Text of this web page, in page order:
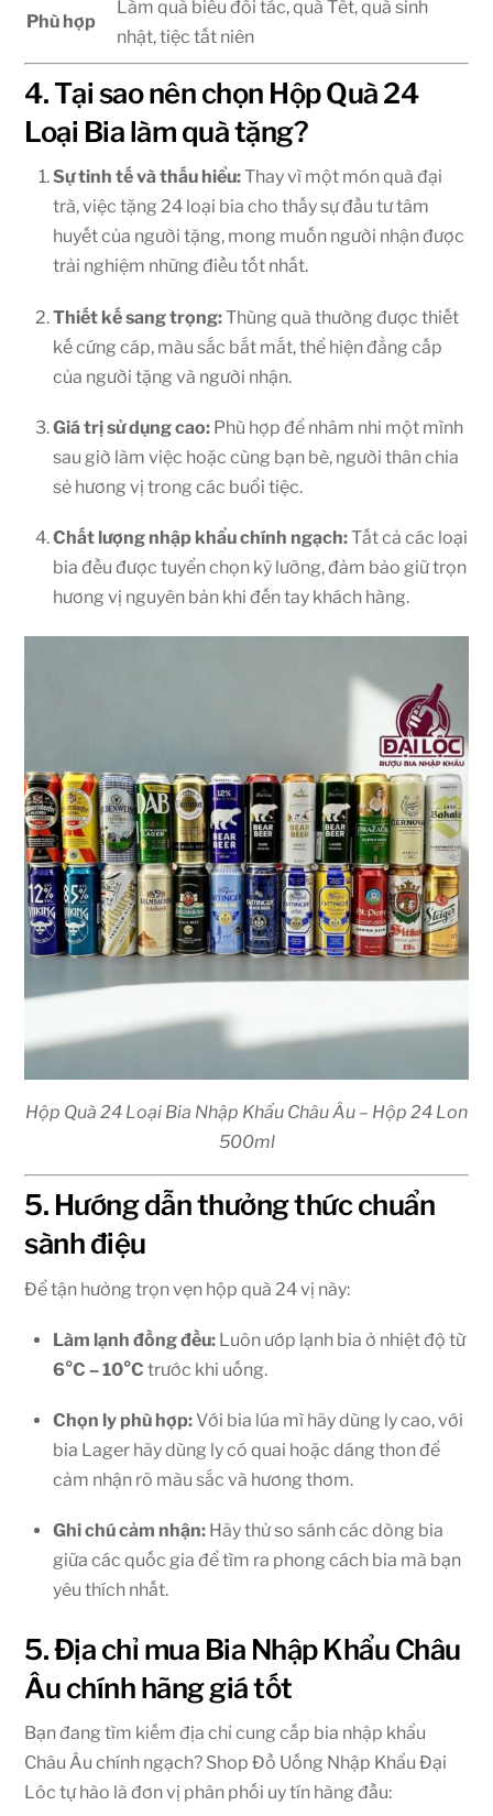
Phù hợp
Làm quà biếu đối tác, quà Tết, quà sinh
nhật, tiệc tất niên
4. Tại sao nên chọn Hộp Quà 24
Loại Bia làm quà tặng?
Sự tinh tế và thấu hiểu:Thay vì một món quà đại
trà, việc tặng 24 loại bia cho thấy sự đầu tư tâm
huyết của người tặng, mong muốn người nhận được
trải nghiệm những điều tốt nhất.
Thiết kế sang trọng:Thùng quà thường được thiết
kế cứng cáp, màu sắc bắt mắt, thể hiện đẳng cấp
của người tặng và người nhận.
Giá trị sử dụng cao: Phù hợp để nhâm nhi một mình
sau giờ làm việc hoặc cùng bạn bè, người thân chia
sẻ hương vị trong các buổi tiệc.
Chất lượng nhập khẩu chính ngạch:Tất cả các loại
bia đều được tuyển chọn kỹ lưỡng, đảm bảo giữ trọn
hương vị nguyên bản khi đến tay khách hàng.
Hộp Quà 24 Loại Bia Nhập Khẩu Châu Âu – Hộp 24 Lon
500ml
5. Hướng dẫn thưởng thức chuẩn
sành điệu
Để tận hưởng trọn vẹn hộp quà 24 vị này:
Làm lạnh đồng đều: Luôn ướp lạnh bia ở nhiệt độ từ
6°C – 10°C trước khi uống.
Chọn ly phù hợp:Với bia lúa mì hãy dùng ly cao, với
bia Lager hãy dùng ly có quai hoặc dáng thon để
cảm nhận rõ màu sắc và hương thơm.
Ghi chú cảm nhận: Hãy thử so sánh các dòng bia
giữa các quốc gia để tìm ra phong cách bia mà bạn
yêu thích nhất.
5. Địa chỉ mua Bia Nhập Khẩu Châu
Âu chính hãng giá tốt
Bạn đang tìm kiếm địa chỉ cung cấp bia nhập khẩu
Châu Âu chính ngạch? Shop Đồ Uống Nhập Khẩu Đại
Lôc tự hào là đơn vị phân phối uy tín hàng đầu: